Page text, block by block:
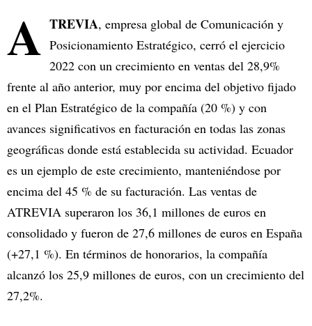
A TREVIA, empresa global de Comunicación y
Posicionamiento Estratégico, cerró el ejercicio
2022 con un crecimiento en ventas del 28,9%
frente al año anterior, muy por encima del objetivo fijado
en el Plan Estratégico de la compañía (20 %) y con
avances significativos en facturación en todas las zonas
geográficas donde está establecida su actividad. Ecuador
es un ejemplo de este crecimiento, manteniéndose por
encima del 45 % de su facturación. Las ventas de
ATREVIA superaron los 36,1 millones de euros en
consolidado y fueron de 27,6 millones de euros en España
(+27,1 %). En términos de honorarios, la compañía
alcanzó los 25,9 millones de euros, con un crecimiento del
27,2%.